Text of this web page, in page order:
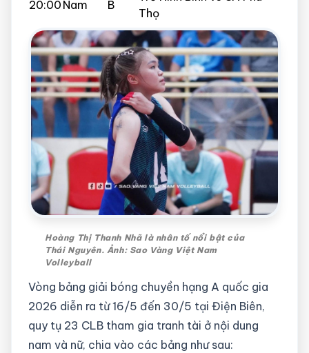
20:00 Nam B
Thọ
Hoàng Thị Thanh Nhã là nhân tố nổi bật của
Thái Nguyên. Ảnh: Sao Vàng Việt Nam
Volleyball
Vòng bảng giải bóng chuyền hạng A quốc gia
2026 diễn ra từ 16/5 đến 30/5 tại Điện Biên,
quy tụ 23 CLB tham gia tranh tài ở nội dung
nam và nữ, chia vào các bảng như sau: